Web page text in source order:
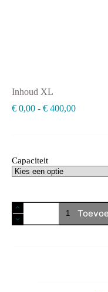
Inhoud XL
€ 0,00 - € 400,00
Capaciteit
Inhoud
XL
aantal